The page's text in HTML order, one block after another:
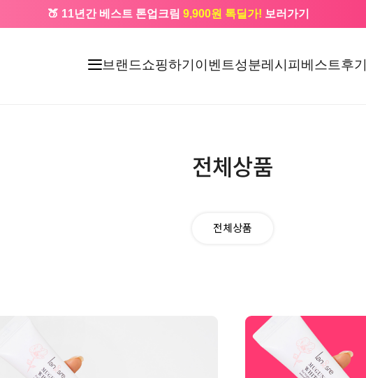
🍑 11년간 베스트 톤업크림 9,900원 톡딜가! 보러가기
브랜드쇼핑하기이벤트성분레시피베스트후기
전체상품
전체상품